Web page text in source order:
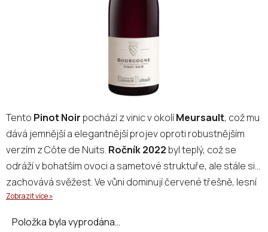
Tento Pinot Noir pochází z vinic v okolíMeursault, což mu
dává jemnější a elegantnější projev oproti robustnějším
verzím z Côte de Nuits. Ročník 2022 byl teplý, což se
odráží v bohatším ovoci a sametové struktuře, ale stále si
zachovává svěžest. Ve vůni dominují červené třešně, lesní
jahody a jemná kořenitost, v chuti se objevuje šťavnaté
ovoce, lehké třísloviny a minerální podtón, typický pro
Zobrazit více »
Položka byla vyprodána…